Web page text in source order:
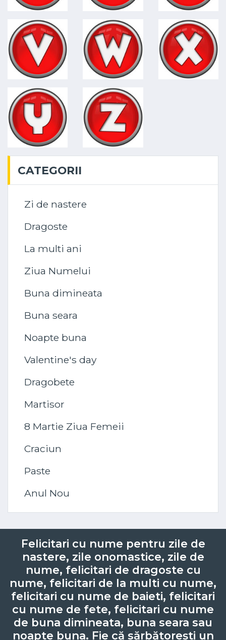
CATEGORII
Zi de nastere
Dragoste
La multi ani
Ziua Numelui
Buna dimineata
Buna seara
Noapte buna
Valentine's day
Dragobete
Martisor
8 Martie Ziua Femeii
Craciun
Paste
Anul Nou
Felicitari cu nume pentru zile de
nastere, zile onomastice, zile de
nume, felicitari de dragoste cu
nume, felicitari de la multi cu nume,
felicitari cu nume de baieti, felicitari
cu nume de fete, felicitari cu nume
de buna dimineata, buna seara sau
noapte buna. Fie că sărbătorești un